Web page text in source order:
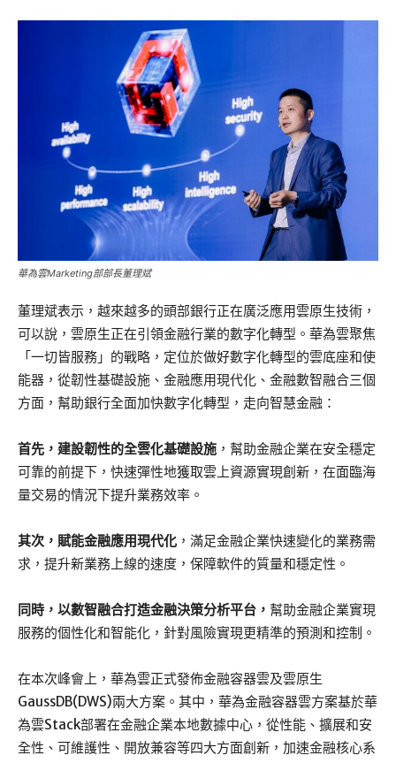
華為雲Marketing部部長董理斌
董理斌表示，越來越多的頭部銀行正在廣泛應用雲原生技術，
可以說，雲原生正在引領金融行業的數字化轉型。華為雲聚焦
「一切皆服務」的戰略，定位於做好數字化轉型的雲底座和使
能器，從韌性基礎設施、金融應用現代化、金融數智融合三個
方面，幫助銀行全面加快數字化轉型，走向智慧金融：
首先，建設韌性的全雲化基礎設施 ，幫助金融企業在安全穩定
可靠的前提下，快速彈性地獲取雲上資源實現創新，在面臨海
量交易的情況下提升業務效率。
其次，賦能金融應用現代化 ，滿足金融企業快速變化的業務需
求，提升新業務上線的速度，保障軟件的質量和穩定性。
同時，以數智融合打造金融決策分析平台， 幫助金融企業實現
服務的個性化和智能化，針對風險實現更精準的預測和控制。
在本次峰會上，華為雲正式發佈金融容器雲及雲原生
GaussDB(DWS)兩大方案。其中，華為金融容器雲方案基於華
為雲Stack部署在金融企業本地數據中心，從性能、擴展和安
全性、可維護性、開放兼容等四大方面創新，加速金融核心系